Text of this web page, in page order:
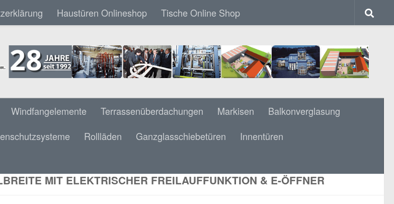
Haustüren Onlineshop Tische Online Shop
Windfangelemente Terrassenüberdachungen Markisen
Balkonverglasung
Rollläden Ganzglasschiebetüren
Innentüren
MIT ELEKTRISCHER FREILAUFFUNKTION & E-ÖFFNER